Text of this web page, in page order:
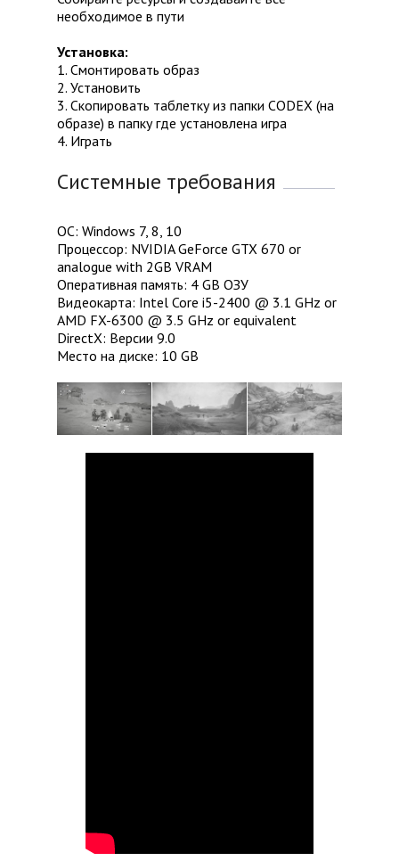
необходимое в пути
Установка:
1. Смонтировать образ
2. Установить
3. Скопировать таблетку из папки CODEX (на
образе) в папку где установлена игра
4. Играть
Системные требования
ОС: Windows 7, 8, 10
Процессор: NVIDIA GeForce GTX 670 or
analogue with 2GB VRAM
Оперативная память: 4 GB ОЗУ
Видеокарта: Intel Core i5-2400 @ 3.1 GHz or
AMD FX-6300 @ 3.5 GHz or equivalent
DirectX: Версии 9.0
Место на диске: 10 GB